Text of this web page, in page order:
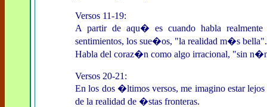
Versos 11-19:
A partir de aqu� es cuando habla
sentimientos, los sue�os, "la realidad m�s bella".
Habla del coraz�n como algo irracional, "sin
Versos 20-21:
En los dos �ltimos versos, me imagino estar
de la realidad de �stas fronteras.